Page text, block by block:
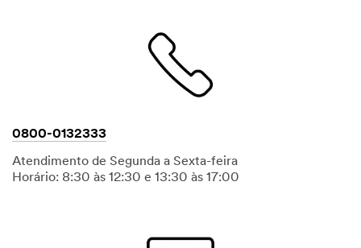
0800-0132333
Atendimento de Segunda a Sexta-feira
Horário: 8:30 às 12:30 e 13:30 às 17:00